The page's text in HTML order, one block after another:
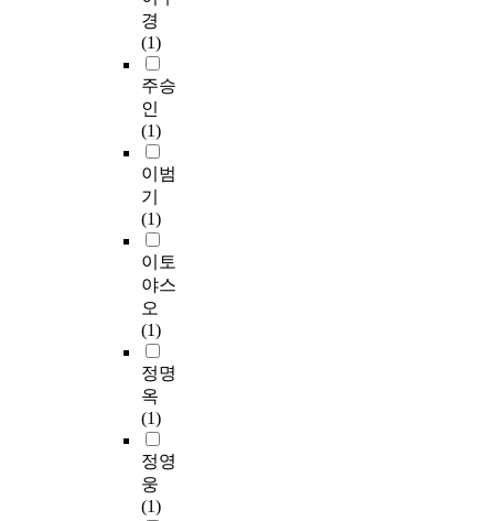
경
(1)
주승
인
(1)
이범
기
(1)
이토
야스
오
(1)
정명
옥
(1)
정영
웅
(1)